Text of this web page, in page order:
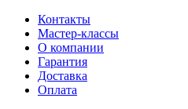
Контакты
Мастер-классы
О компании
Гарантия
Доставка
Оплата